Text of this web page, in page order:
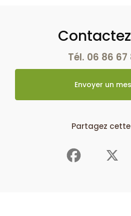
Tél. 06 86 67
Envoyer un
Partagez